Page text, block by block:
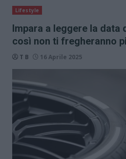
Lifestyle
Impara a leggere la data
così non ti fregheranno
T B 16 Aprile 2025